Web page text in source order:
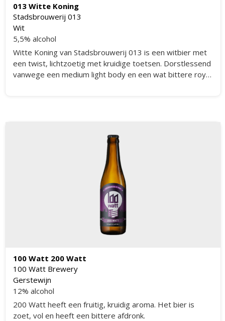
013 Witte Koning
Stadsbrouwerij 013
Wit
5,5% alcohol
Witte Koning van Stadsbrouwerij 013 is een witbier met
een twist, lichtzoetig met kruidige toetsen. Dorstlessend
vanwege een medium light body en een wat bittere royal
100 Watt 200 Watt
100 Watt Brewery
Gerstewijn
12% alcohol
200 Watt heeft een fruitig, kruidig aroma. Het bier is
zoet, vol en heeft een bittere afdronk.